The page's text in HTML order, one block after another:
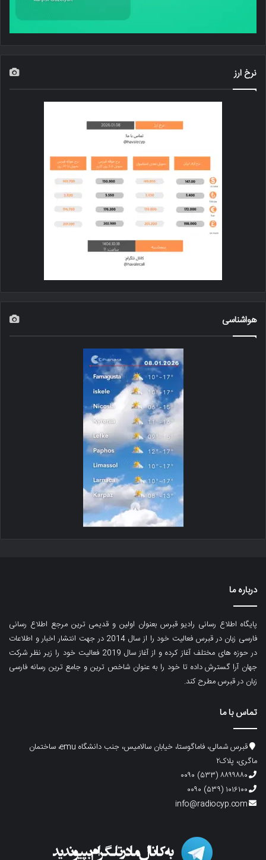
نرخ ارز
هواشناسی
درباره ما
پایگاه اطلاع رسانی رادیو قبرس بعنوان اولین و قدیمی ترین مرجع اطلاع رسانی
فارسی زبان در قبرس فعالیت خود را از سال 2014 در جهت انتشار اخبار و اطلاعات
در حوزه های مختلف آغاز کرده و از آغاز سال 2019 فعالیت خود را زیر نظر شرکت
جهان آرا گسترش داده تا خود را به عنوان شاخص ترین و جامع ترین رسانه فارسی
زبان در قبرس مطرح کند.
تماس با ما
قبرس شمالی، فاماگوستا، خیابان سالامیس، جنب دانشگاه emu، ساختمان
ماگری، پلاک۲
۸۸۹۹۸۸۰ (۵۳۳) ۰۰۹۰
۱۰۱۶۱۰۰ (۵۳۹) ۰۰۹۰
info@radiocyp.com